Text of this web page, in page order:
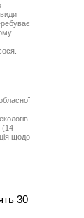
(14
щодо
30